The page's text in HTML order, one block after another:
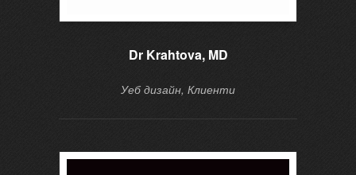
Dr Krahtova, MD
Уеб дизайн, Клиенти